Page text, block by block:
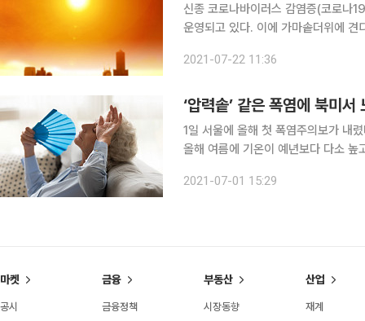
신종 코로나바이러스 감염증(코로나
운영되고 있다. 이에 가마솥더위에 견디
서 올해 들어 가장 높은 기온이 관측
2021-07-22 11:36
‘압력솥’ 같은 폭염에 북미
1일 서울에 올해 첫 폭염주의보가 내
올해 여름에 기온이 예년보다 다소 높고 폭염 일
일 최고기온 기록이 깨지고 있으며,
2021-07-01 15:29
마켓
공시
금융
금융정책
부동산
시장동향
산업
재계